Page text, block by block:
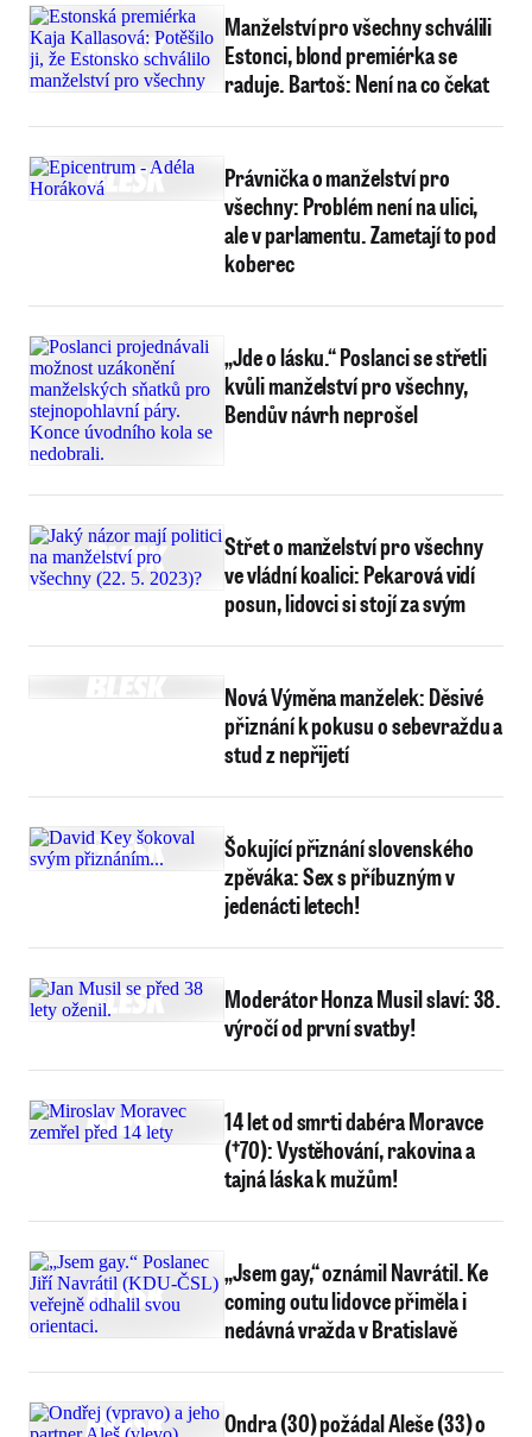
Manželství pro všechny schválili
Estonci, blond premiérka se
raduje. Bartoš: Není na co čekat
Právnička o manželství pro
všechny: Problém není na ulici,
ale v parlamentu. Zametají to pod
koberec
„Jde o lásku.“ Poslanci se střetli
kvůli manželství pro všechny,
Bendův návrh neprošel
Střet o manželství pro všechny
ve vládní koalici: Pekarová vidí
posun, lidovci si stojí za svým
Nová Výměna manželek: Děsivé
přiznání k pokusu o sebevraždu a
stud z nepřijetí
Šokující přiznání slovenského
zpěváka: Sex s příbuzným v
jedenácti letech!
Moderátor Honza Musil slaví: 38.
výročí od první svatby!
14 let od smrti dabéra Moravce
(†70): Vystěhování, rakovina a
tajná láska k mužům!
„Jsem gay,“ oznámil Navrátil. Ke
coming outu lidovce přiměla i
nedávná vražda v Bratislavě
Ondra (30) požádal Aleše (33) o